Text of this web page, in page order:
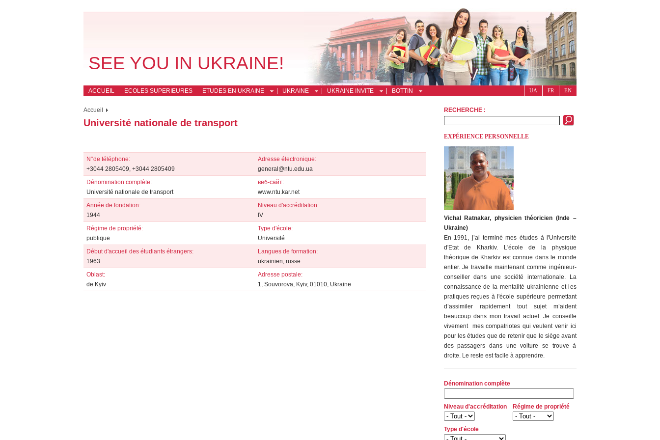
SEE YOU IN UKRAINE!
ACCUEIL ECOLES SUPERIEURES ETUDES EN UKRAINE UKRAINE UKRAINE INVITE BOTTIN EN
FR
UA
Accueil
Université nationale de transport
N°de téléphone:
+3044 2805409, +3044 2805409
Adresse électronique:
general@ntu.edu.ua
Dénomination complète:
Université nationale de transport
веб-сайт:
www.ntu.kar.net
Année de fondation:
1944
Niveau d'accréditation:
IV
Régime de propriété:
publique
Type d'école:
Université
Début d'accueil des étudiants étrangers:
1963
Langues de formation:
ukrainien, russe
Oblast:
de Kyiv
Adresse postale:
1, Souvorova, Kyiv, 01010, Ukraine
RECHERCHE :
EXPÉRIENCE PERSONNELLE
Vichal Ratnakar, physicien théoricien (Inde –
Ukraine)
En 1991, j’ai terminé mes études à l'Université
d'Etat de Kharkiv. L'école de la physique
théorique de Kharkiv est connue dans le monde
entier. Je travaille maintenant comme ingénieur-
conseiller dans une société internationale. La
connaissance de la mentalité ukrainienne et les
pratiques reçues à l'école supérieure permettant
d’assimiler rapidement tout sujet m’aident
beaucoup dans mon travail actuel. Je conseille
vivement mes compatriotes qui veulent venir ici
pour les études que de retenir que le siège avant
des passagers dans une voiture se trouve à
droite. Le reste est facile à apprendre.
Dénomination complète
Niveau d'accréditation Régime de propriété
Type d'école